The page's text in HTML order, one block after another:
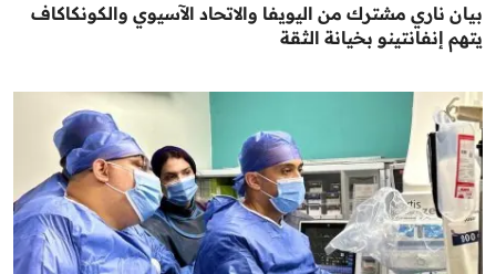
بيان ناري مشترك من اليويفا والاتحاد الآسيوي والكونكاكاف
يتهم إنفانتينو بخيانة الثقة